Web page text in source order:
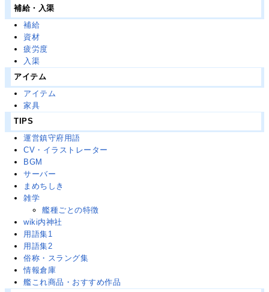
補給・入渠
補給
資材
疲労度
入渠
アイテム
アイテム
家具
TIPS
運営鎮守府用語
CV・イラストレーター
BGM
サーバー
まめちしき
雑学
艦種ごとの特徴
wiki内神社
用語集1
用語集2
俗称・スラング集
情報倉庫
艦これ商品・おすすめ作品